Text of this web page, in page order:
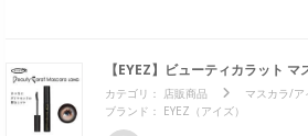
【EYEZ】ビューティカラット
カテゴリ： 店販商品 マスカラ/ア
ブランド： EYEZ（アイズ）